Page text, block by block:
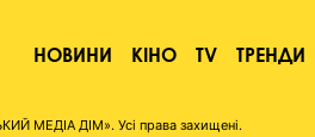
НОВИНИ КІНО TV ТРЕНДИ
МЕДІА ДІМ». Усі права захищені.